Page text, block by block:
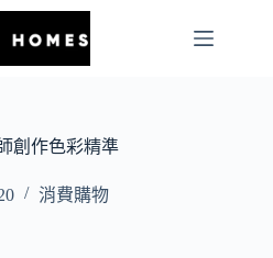
創作色彩精準
消費購物